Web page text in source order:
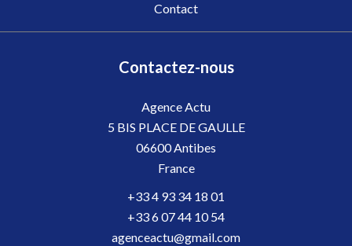
Contact
Contactez-nous
Agence Actu
5 BIS PLACE DE GAULLE
06600Antibes
France
+33 4 93 34 18 01
+33 6 07 44 10 54
agenceactu@gmail.com